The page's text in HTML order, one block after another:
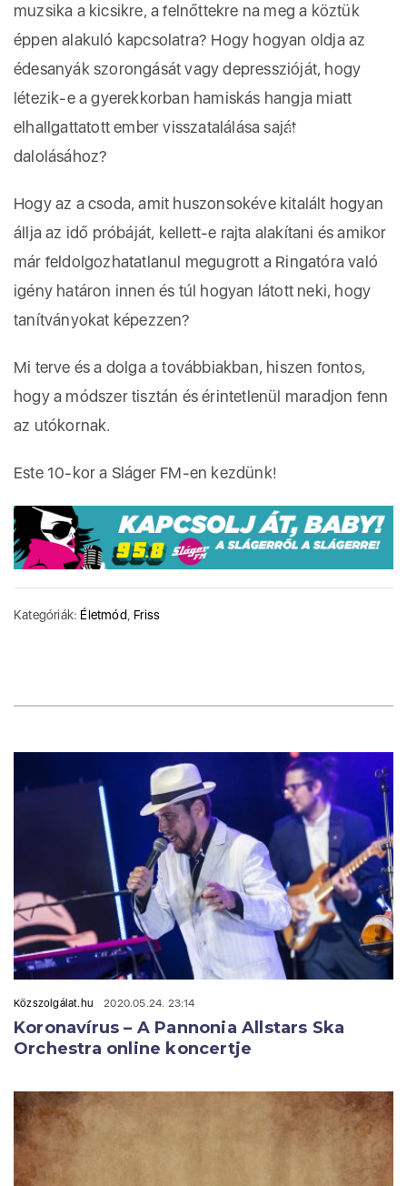
muzsika a kicsikre, a felnőttekre na meg a köztük
éppen alakuló kapcsolatra? Hogy hogyan oldja az
édesanyák szorongását vagy depresszióját, hogy
létezik-e a gyerekkorban hamiskás hangja miatt
elhallgattatott ember visszatalálása saját
dalolásához?
Hogy az a csoda, amit huszonsokéve kitalált hogyan
állja az idő próbáját, kellett-e rajta alakítani és amikor
már feldolgozhatatlanul megugrott a Ringatóra való
igény határon innen és túl hogyan látott neki, hogy
tanítványokat képezzen?
Mi terve és a dolga a továbbiakban, hiszen fontos,
hogy a módszer tisztán és érintetlenül maradjon fenn
az utókornak.
Este 10-kor a Sláger FM-en kezdünk!
Kategóriák: Életmód Friss
Közszolgálat.hu 2020.05.24. 23:14
Koronavírus – A Pannonia Allstars Ska
Orchestra online koncertje
acheter viagra sans